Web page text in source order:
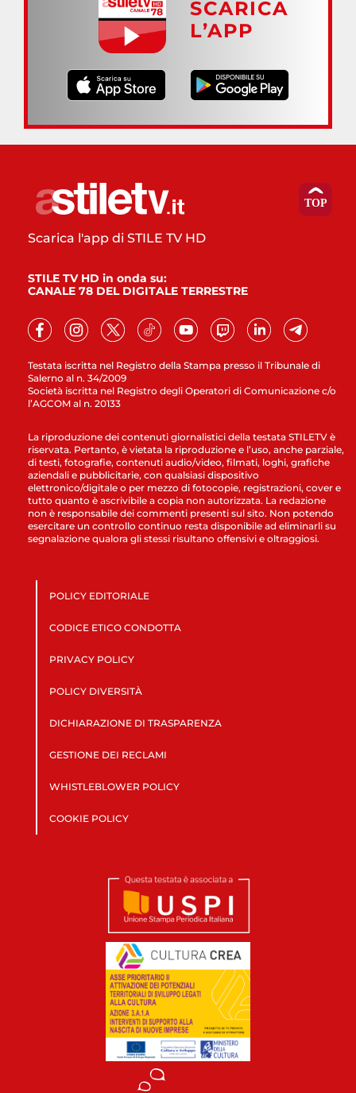
SCARICA
L’APP
Testata iscritta nel Registro della Stampa presso il Tribunale di
Salerno al n. 34/2009
Società iscritta nel Registro degli Operatori di Comunicazione c/o
l’AGCOM al n. 20133
Scarica l'app di STILE TV HD
STILE TV HD in onda su:
CANALE 78 DEL DIGITALE TERRESTRE
La riproduzione dei contenuti giornalistici della testata STILETV è
riservata. Pertanto, è vietata la riproduzione e l’uso, anche parziale,
di testi, fotografie, contenuti audio/video, filmati, loghi, grafiche
aziendali e pubblicitarie, con qualsiasi dispositivo
elettronico/digitale o per mezzo di fotocopie, registrazioni, cover e
tutto quanto è ascrivibile a copia non autorizzata. La redazione
non è responsabile dei commenti presenti sul sito. Non potendo
esercitare un controllo continuo resta disponibile ad eliminarli su
segnalazione qualora gli stessi risultano offensivi e oltraggiosi.
POLICY EDITORIALE
CODICE ETICO CONDOTTA
PRIVACY POLICY
POLICY DIVERSITÀ
DICHIARAZIONE DI TRASPARENZA
GESTIONE DEI RECLAMI
WHISTLEBLOWER POLICY
COOKIE POLICY